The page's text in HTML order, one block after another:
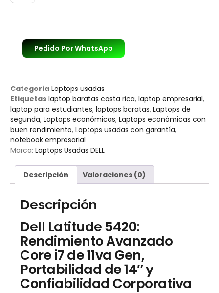
Pedido Por WhatsApp
Categoría Laptops usadas
Etiquetas laptop baratas costa rica, laptop empresarial,
laptop para estudiantes, laptops baratas, Laptops de
segunda, Laptops económicas, Laptops económicas con
buen rendimiento, Laptops usadas con garantía,
notebook empresarial
Marca: Laptops Usadas DELL
Descripción Valoraciones (0)
Descripción
Dell Latitude 5420:
Rendimiento Avanzado
Core i7 de 11va Gen,
Portabilidad de 14″ y
Confiabilidad Corporativa